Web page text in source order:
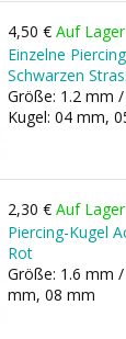
4,50 € Auf Lager
Einzelne
Schwarzen
Größe: 1.2 mm
Kugel: 04 mm,
2,30 € Auf Lager
Piercing-Kugel
Rot
Größe: 1.6 mm
mm, 08 mm